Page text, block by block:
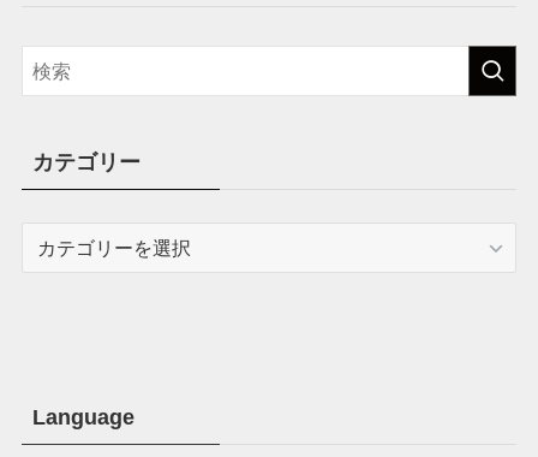
カテゴリー
Language